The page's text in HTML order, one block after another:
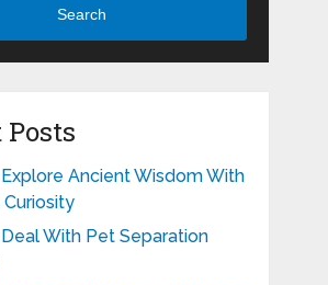
Search
Posts
Ancient Wisdom With
Curiosity
With Pet Separation